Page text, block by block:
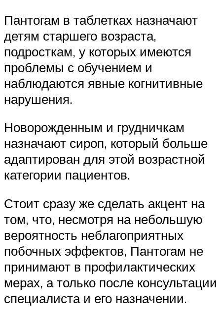
Пантогам в таблетках назначают
детям старшего возраста,
подросткам, у которых имеются
проблемы с обучением и
наблюдаются явные когнитивные
нарушения.
Новорожденным и грудничкам
назначают сироп, который больше
адаптирован для этой возрастной
категории пациентов.
Стоит сразу же сделать акцент на
том, что, несмотря на небольшую
вероятность неблагоприятных
побочных эффектов, Пантогам не
принимают в профилактических
мерах, а только после консультации
специалиста и его назначении.